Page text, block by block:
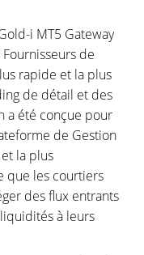
i MT5 Gateway
de
rapide et la plus
de détail et des
a été conçue pour
de Gestion
la plus
que les courtiers
des flux entrants
à leurs